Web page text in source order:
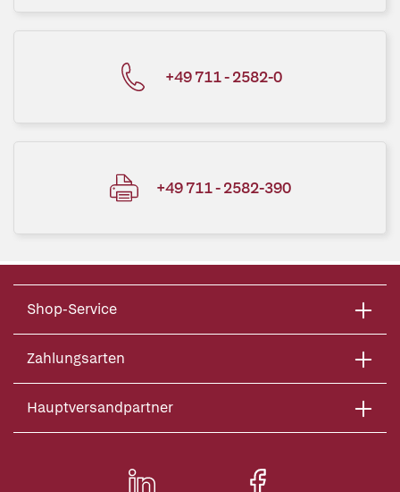
+49 711 - 2582-0
+49 711 - 2582-390
Shop-Service
Zahlungsarten
Hauptversandpartner